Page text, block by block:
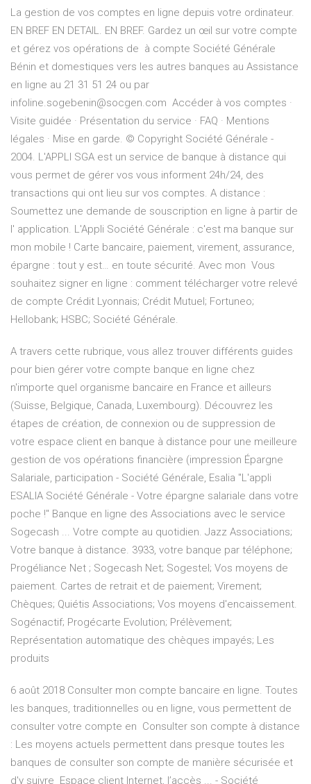
La gestion de vos comptes en ligne depuis votre ordinateur.
EN BREF EN DETAIL. EN BREF. Gardez un œil sur votre compte
et gérez vos opérations de à compte Société Générale
Bénin et domestiques vers les autres banques au Assistance
en ligne au 21 31 51 24 ou par
infoline.sogebenin@socgen.com Accéder à vos comptes ·
Visite guidée · Présentation du service · FAQ · Mentions
légales · Mise en garde. © Copyright Société Générale -
2004. L'APPLI SGA est un service de banque à distance qui
vous permet de gérer vos vous informent 24h/24, des
transactions qui ont lieu sur vos comptes. A distance :
Soumettez une demande de souscription en ligne à partir de
l' application. L'Appli Société Générale : c'est ma banque sur
mon mobile ! Carte bancaire, paiement, virement, assurance,
épargne : tout y est… en toute sécurité. Avec mon Vous
souhaitez signer en ligne : comment télécharger votre relevé
de compte Crédit Lyonnais; Crédit Mutuel; Fortuneo;
Hellobank; HSBC; Société Générale.
A travers cette rubrique, vous allez trouver différents guides
pour bien gérer votre compte banque en ligne chez
n'importe quel organisme bancaire en France et ailleurs
(Suisse, Belgique, Canada, Luxembourg). Découvrez les
étapes de création, de connexion ou de suppression de
votre espace client en banque à distance pour une meilleure
gestion de vos opérations financière (impression Épargne
Salariale, participation - Société Générale, Esalia "L'appli
ESALIA Société Générale - Votre épargne salariale dans votre
poche !" Banque en ligne des Associations avec le service
Sogecash ... Votre compte au quotidien. Jazz Associations;
Votre banque à distance. 3933, votre banque par téléphone;
Progéliance Net ; Sogecash Net; Sogestel; Vos moyens de
paiement. Cartes de retrait et de paiement; Virement;
Chèques; Quiétis Associations; Vos moyens d'encaissement.
Sogénactif; Progécarte Evolution; Prélèvement;
Représentation automatique des chèques impayés; Les
produits
6 août 2018 Consulter mon compte bancaire en ligne. Toutes
les banques, traditionnelles ou en ligne, vous permettent de
consulter votre compte en Consulter son compte à distance
: Les moyens actuels permettent dans presque toutes les
banques de consulter son compte de manière sécurisée et
d'y suivre Espace client Internet, l’accès ... - Société